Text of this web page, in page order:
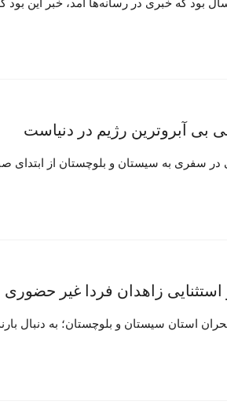
آبروترین رژیم در دنیاست
در سفری به سیستان و بلوچستان از ابتدای
زاهدان فردا غیر
استان سیستان و بلوچستان؛ به دنبال